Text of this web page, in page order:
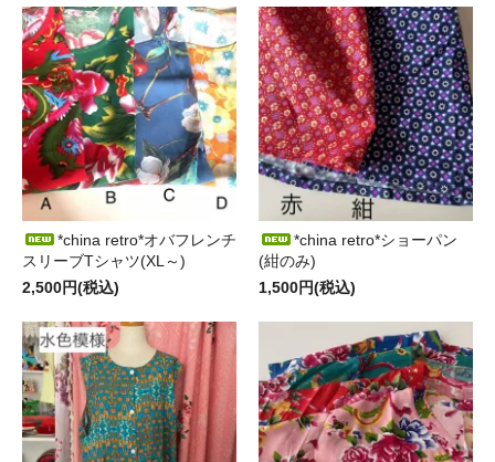
*china retro*オバフレンチ
スリーブTシャツ(XL～)
2,500円(税込)
*china retro*ショーパン
(紺のみ)
1,500円(税込)